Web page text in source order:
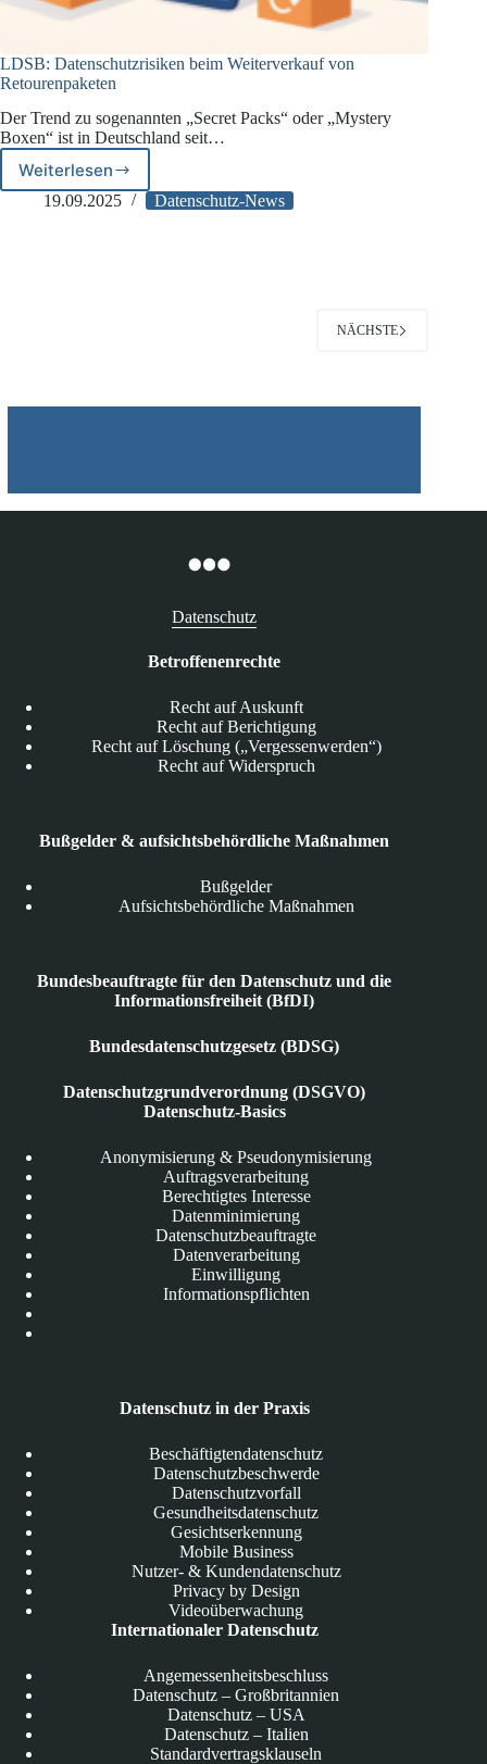
LDSB: Datenschutzrisiken beim Weiterverkauf von
Retourenpaketen
Der Trend zu sogenannten „Secret Packs“ oder „Mystery
Boxen“ ist in Deutschland seit…
Weiterlesen
LDSB:
Datenschutzrisiken
19.09.2025 Datenschutz-News
NÄCHSTE
Datenschutz
Betroffenenrechte
Recht auf Auskunft
Recht auf Berichtigung
Recht auf Löschung („Vergessenwerden“)
Recht auf Widerspruch
Bußgelder & aufsichtsbehördliche Maßnahmen
Bußgelder
Aufsichtsbehördliche Maßnahmen
Bundesbeauftragte für den Datenschutz und die
Informationsfreiheit (BfDI)
Bundesdatenschutzgesetz (BDSG)
Datenschutzgrundverordnung (DSGVO)
Datenschutz-Basics
Anonymisierung & Pseudonymisierung
Auftragsverarbeitung
Berechtigtes Interesse
Datenminimierung
Datenschutzbeauftragte
Datenverarbeitung
Einwilligung
Informationspflichten
Datenschutz in der Praxis
Beschäftigtendatenschutz
Datenschutzbeschwerde
Datenschutzvorfall
Gesundheitsdatenschutz
Gesichtserkennung
Mobile Business
Nutzer- & Kundendatenschutz
Privacy by Design
Videoüberwachung
Internationaler Datenschutz
Angemessenheitsbeschluss
Datenschutz – Großbritannien
Datenschutz – USA
Datenschutz – Italien
Standardvertragsklauseln